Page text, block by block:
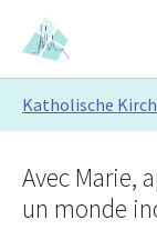
Skip to main content
Skip to page footer
Katholische
Avec Marie,
un monde